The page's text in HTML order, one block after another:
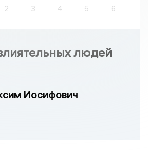
2 3 4 5 6
людей
Иосифович